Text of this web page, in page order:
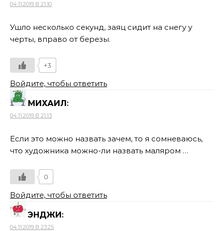
04.11.2019 В 21:10
Ушло несколько секунд, заяц сидит на снегу у
черты, вправо от березы.
+3
Войдите, чтобы ответить
МИХАИЛ:
04.11.2019 В 21:13
Если это можно назвать зачем, то я сомневаюсь,
что художника можно-ли назвать маляром …
0
Войдите, чтобы ответить
ЭНДЖИ:
04.11.2019 В 23:25